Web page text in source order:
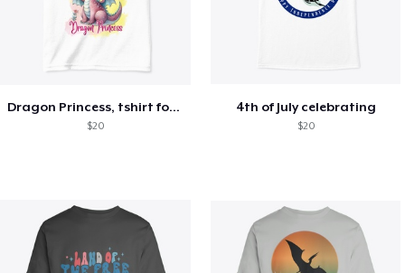
Dragon Princess, tshirt for Summer
$20
4th of July celebrating
$20